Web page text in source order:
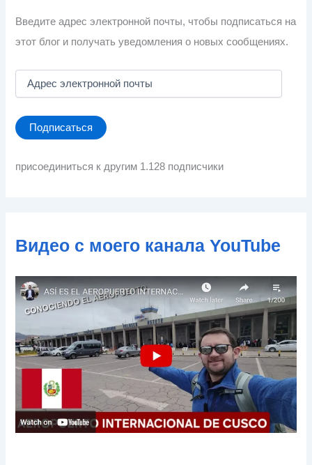
Введите адрес электронной почты, чтобы подписаться на
этот блог и получать уведомления о новых сообщениях.
е
с
е
н
й
п
т
ы
Подписаться
присоединиться к другим 1.128 подписчики
Видео с моего канала YouTube